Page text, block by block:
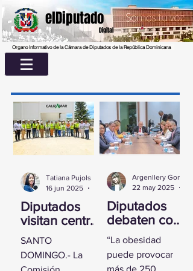
elDiputado
Digital
Organo Informativo de la Cámara de Diputados de la República Dominicana
Diputados
visitan centro
UASD La
Romana para
conocer
SANTO
DOMINGO.- La
Tatiana Pujols
16 jun 2025
Diputados
debaten con
experta
sobre la
obesidad
“La obesidad
puede provocar
más de 250
22 may 2025